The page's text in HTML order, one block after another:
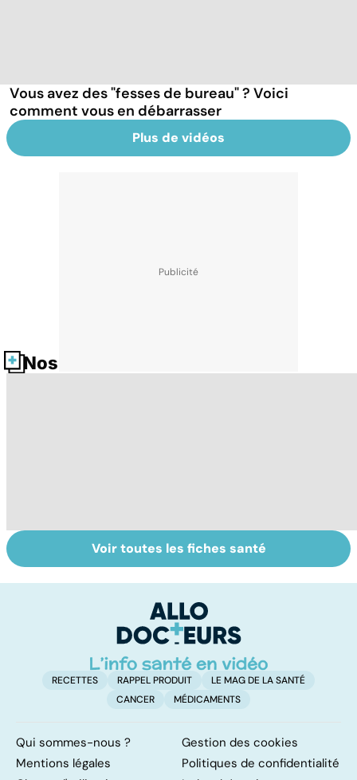
Vous avez des "fesses de bureau" ? Voici
comment vous en débarrasser
Plus de vidéos
Nos fiches santé
Burn-out :
l'épuisement
Vivre après un
cancer
Voir toutes les fiches santé
RECETTES RAPPEL PRODUIT
LE MAG DE LA SANTÉ
CANCER
MÉDICAMENTS
Qui sommes-nous ?
Gestion des cookies
Mentions légales
Politiques de confidentialité